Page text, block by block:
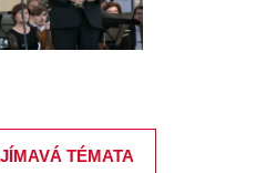
TÉMATA